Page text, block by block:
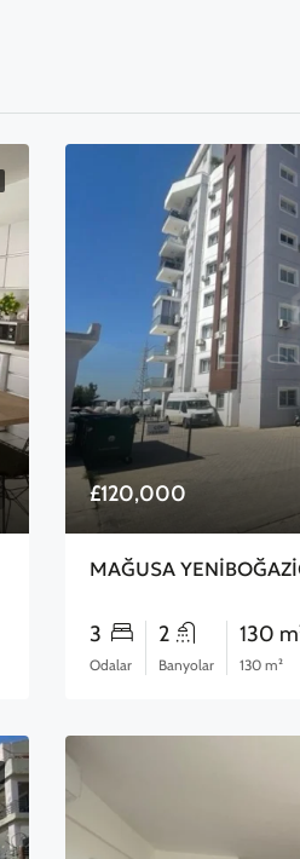
£120,000
MAĞUSA
3
Odalar
2
Banyolar
130
130 m²